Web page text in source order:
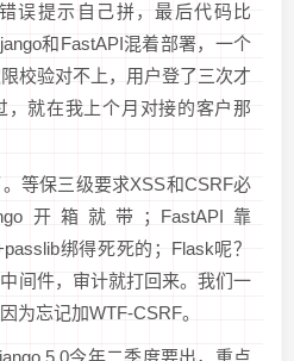
误提示自己拼，最后代码比
和FastAPI混着部署，一个
校验对不上，用户登了三次才
，就在我上个月对接的客户那
等保三级要求XSS和CSRF必
开箱就带；FastAPI靠
绑得死死的；Flask呢？
间件，审计就打回来。我们一
为忘记加WTF-CSRF。
5.0今年二季度要出，重点